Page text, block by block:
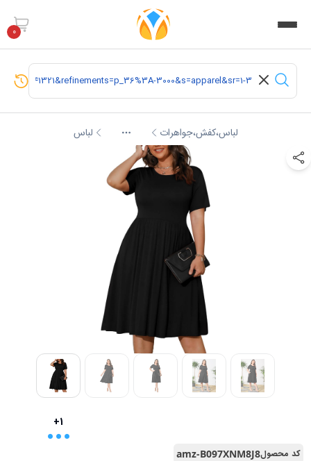
0
لباس،کفش،جواهرات More لباس
+1
...
کد محصولamz-B097XNM8J8